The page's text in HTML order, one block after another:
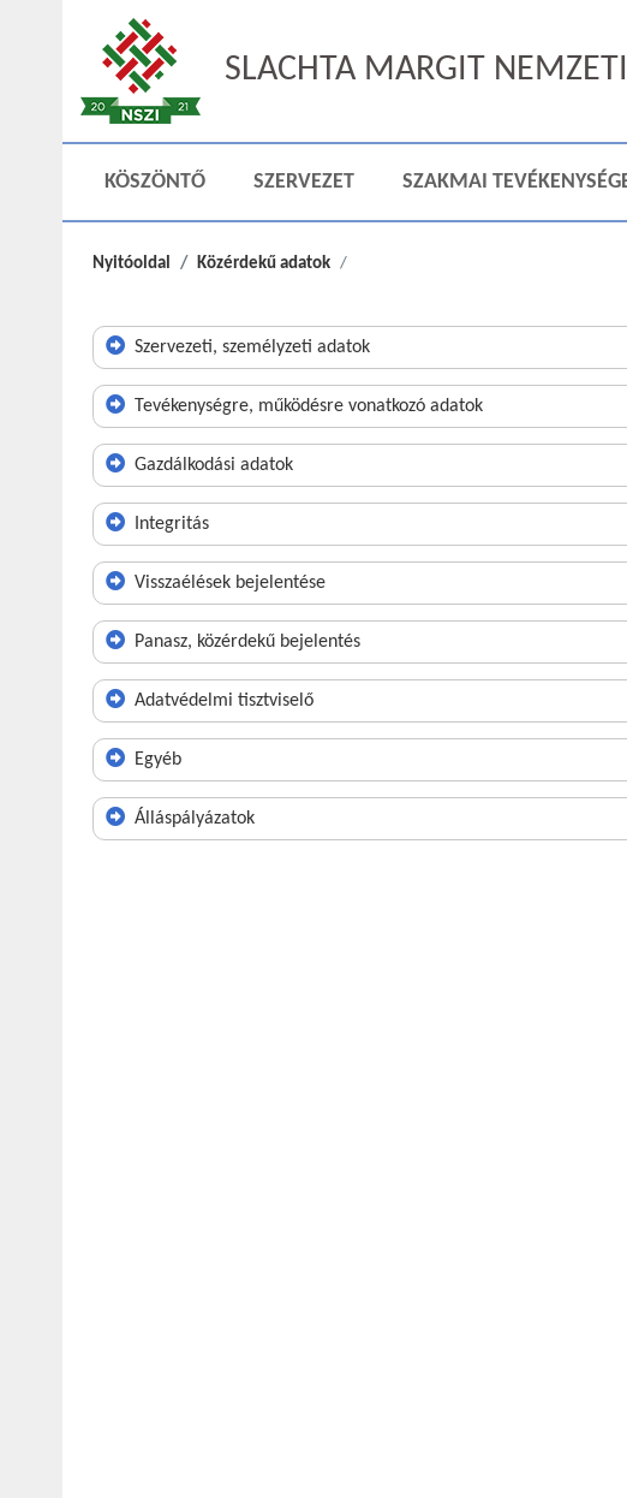
SLACHTA MARGIT
KÖSZÖNTŐ SZERVEZET SZAKMAI
Nyitóoldal Közérdekű adatok
Szervezeti, személyzeti adatok
Tevékenységre, működésre vonatkozó adatok
Gazdálkodási adatok
Integritás
Visszaélések bejelentése
Panasz, közérdekű bejelentés
Adatvédelmi tisztviselő
Egyéb
Álláspályázatok